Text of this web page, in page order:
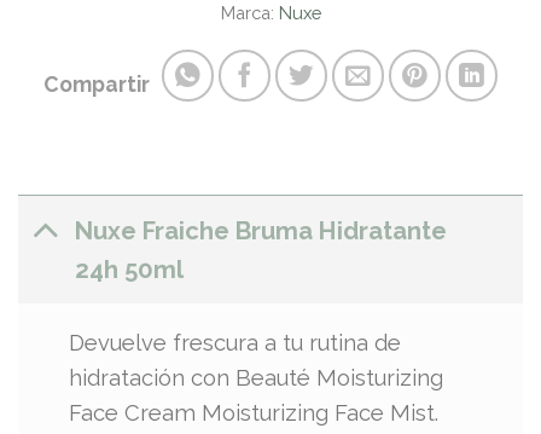
Marca: Nuxe
Compartir
Nuxe Fraiche Bruma Hidratante
24h 50ml
Devuelve frescura a tu rutina de
hidratación con Beauté Moisturizing
Face Cream Moisturizing Face Mist.